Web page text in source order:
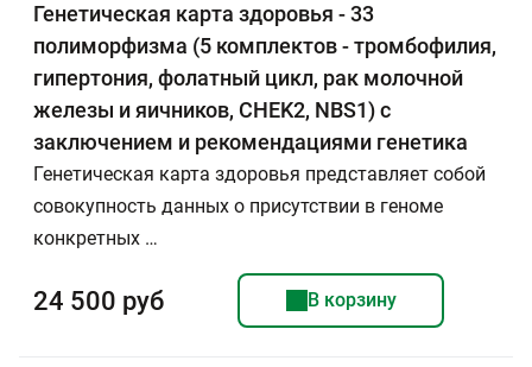
Генетическая карта здоровья - 33
полиморфизма (5 комплектов - тромбофилия,
гипертония, фолатный цикл, рак молочной
железы и яичников, CHEK2, NBS1) с
заключением и рекомендациями генетика
Генетическая карта здоровья представляет собой
совокупность данных о присутствии в геноме
конкретных …
24 500 руб В корзину